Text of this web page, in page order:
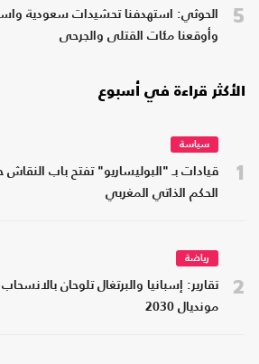
5
الحوثي: استهدفنا تحشيدات سعودية
وأوقعنا مئات القتلى والجرحى
الأكثر قراءة في أسبوع
1
سياسة
قيادات بـ "البوليساريو" تفتح باب
الحكم الذاتي المغربي
2
رياضة
تقارير: إسبانيا والبرتغال تلوحان
مونديال 2030